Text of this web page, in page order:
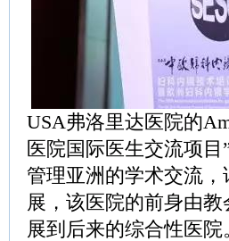
USA弗洛里达医院的
医院国际医生交流项
管理亚洲的学术交流
展，该医院的前身由
展到后来的综合性医